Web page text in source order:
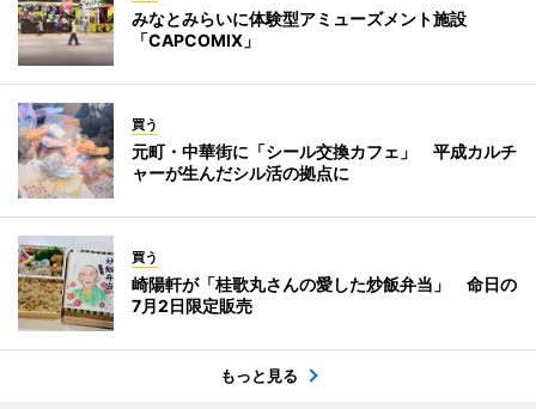
みなとみらいに体験型アミューズメント施設
「CAPCOMIX」
買う
元町・中華街に「シール交換カフェ」 平成カルチ
ャーが生んだシル活の拠点に
買う
崎陽軒が「桂歌丸さんの愛した炒飯弁当」 命日の
7月2日限定販売
もっと見る